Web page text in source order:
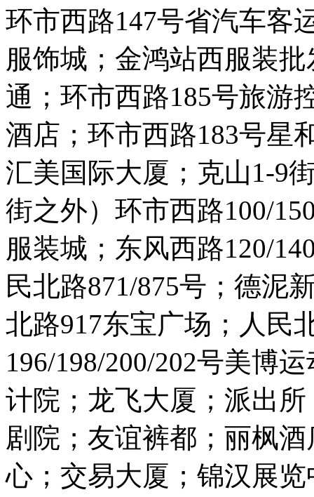
环市西路147号省汽车客
服饰城；金鸿站西服装
通；环市西路185号旅游
酒店；环市西路183号星
汇美国际大厦；克山1-9
街之外）环市西路100/
服装城；东风西路120/
民北路871/875号；德泥
北路917东宝广场；人民
196/198/200/202号美博
计院；龙飞大厦；派出
剧院；友谊裤都；丽枫
心；交易大厦；锦汉展